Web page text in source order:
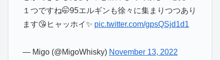
１つですね🤭95エルギンも徐々に集まりつつあり
ます😘ヒャッホイ✨ pic.twitter.com/gpsQSjd1d1
— Migo (@MigoWhisky) November 13, 2022